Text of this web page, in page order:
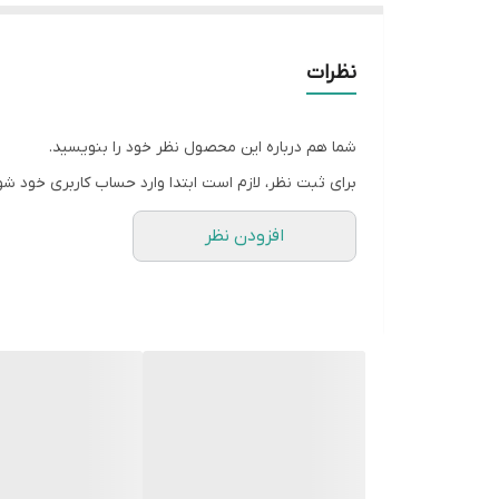
نظرات
شما هم درباره این محصول نظر خود را بنویسید.
برای ثبت نظر، لازم است ابتدا وارد حساب کاربری خود
افزودن نظر